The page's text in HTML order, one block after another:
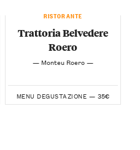
RISTORANTE
Trattoria Belvedere
Roero
— Monteu Roero —
MENU DEGUSTAZIONE — 35€